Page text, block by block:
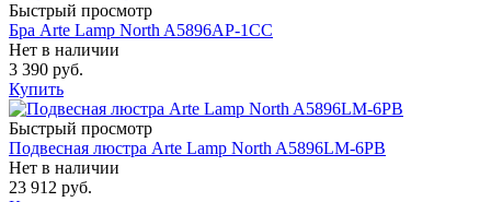
Быстрый просмотр
Бра Arte Lamp North A5896AP-1CC
Нет в наличии
3 390 руб.
Купить
Быстрый просмотр
Подвесная люстра Arte Lamp North A5896LM-6PB
Нет в наличии
23 912 руб.